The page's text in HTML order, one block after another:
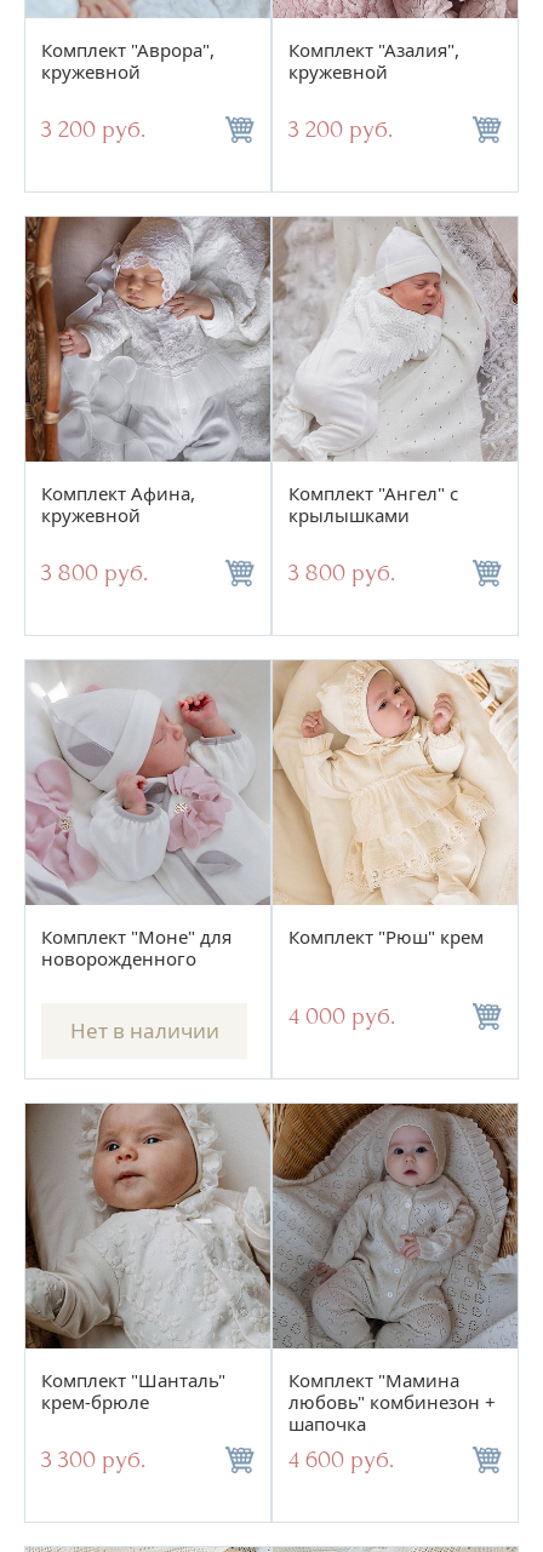
Комплект "Аврора",
кружевной
3 200 руб.
Комплект "Азалия",
кружевной
3 200 руб.
Комплект Афина,
кружевной
3 800 руб.
Комплект "Ангел" с
крылышками
3 800 руб.
Комплект "Моне" для
новорожденного
Нет в наличии
Комплект "Рюш" крем
4 000 руб.
Комплект "Шанталь"
крем-брюле
3 300 руб.
Комплект "Мамина
любовь" комбинезон +
шапочка
4 600 руб.